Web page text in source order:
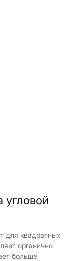
угловой
для квадратных
органично
больше